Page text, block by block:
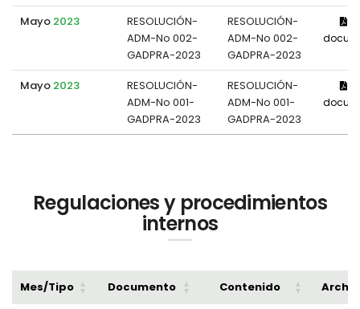
Mayo 2023
RESOLUCIÓN-
ADM-No 002-
GADPRA-2023
RESOLUCIÓN-
ADM-No 002-
GADPRA-2023
Mayo 2023
RESOLUCIÓN-
ADM-No 001-
GADPRA-2023
RESOLUCIÓN-
ADM-No 001-
GADPRA-2023
Regulaciones y procedimientos
internos
Mes/Tipo Documento Contenido